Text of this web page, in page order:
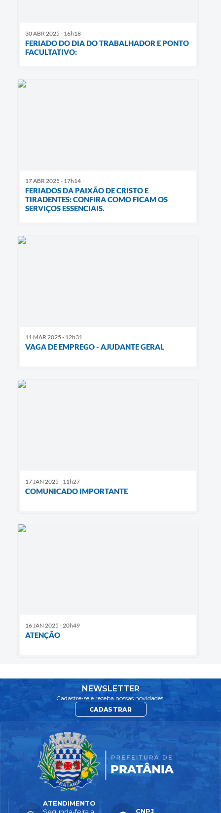
30 ABR 2025 - 16h18
FERIADO DO DIA DO TRABALHADOR E PONTO
FACULTATIVO:
17 ABR 2025 - 17h14
FERIADOS DA PAIXÃO DE CRISTO E
TIRADENTES: CONFIRA COMO FICAM OS
SERVIÇOS ESSENCIAIS.
11 MAR 2025 - 12h31
VAGA DE EMPREGO - AJUDANTE GERAL
17 JAN 2025 - 11h27
COMUNICADO IMPORTANTE
16 JAN 2025 - 20h49
ATENÇÃO
NEWSLETTER
Cadastre-se e receba nossas novidades!
CADASTRAR
ATENDIMENTO
CNPJ